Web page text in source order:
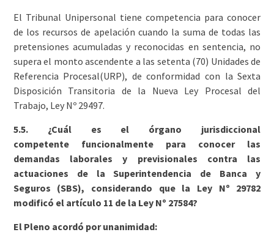
El Tribunal Unipersonal tiene competencia para conocer
de los recursos de apelación cuando la suma de todas las
pretensiones acumuladas y reconocidas en sentencia, no
supera el monto ascendente a las setenta (70) Unidades de
Referencia Procesal(URP), de conformidad con la Sexta
Disposición Transitoria de la Nueva Ley Procesal del
Trabajo, Ley Nº 29497.
5.5. ¿Cuál es el órgano jurisdiccional
competente funcionalmente para conocer las
demandas laborales y previsionales contra las
actuaciones de la Superintendencia de Banca y
Seguros (SBS), considerando que la Ley Nº 29782
modificó el artículo 11 de la Ley Nº 27584?
El Pleno acordó por unanimidad: